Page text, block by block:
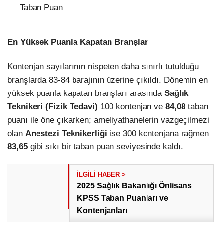
Taban Puan
En Yüksek Puanla Kapatan Branşlar
Kontenjan sayılarının nispeten daha sınırlı tutulduğu
branşlarda 83-84 barajının üzerine çıkıldı. Dönemin en
yüksek puanla kapatan branşları arasında Sağlık
Teknikeri (Fizik Tedavi) 100 kontenjan ve 84,08 taban
puanı ile öne çıkarken; ameliyathanelerin vazgeçilmezi
olan Anestezi Teknikerliği ise 300 kontenjana rağmen
83,65 gibi sıkı bir taban puan seviyesinde kaldı.
2025 Sağlık Bakanlığı Önlisans
KPSS Taban Puanları ve
Kontenjanları